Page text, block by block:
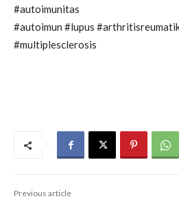
#autoimunitas
#autoimun #lupus
#multiplesclerosis
Previous article